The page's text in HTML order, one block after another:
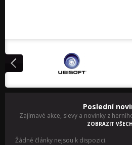
Poslední
Zajímavé akce, slevy a novinky z
ZOBRAZIT
Žádné články nejsou k dispozici.